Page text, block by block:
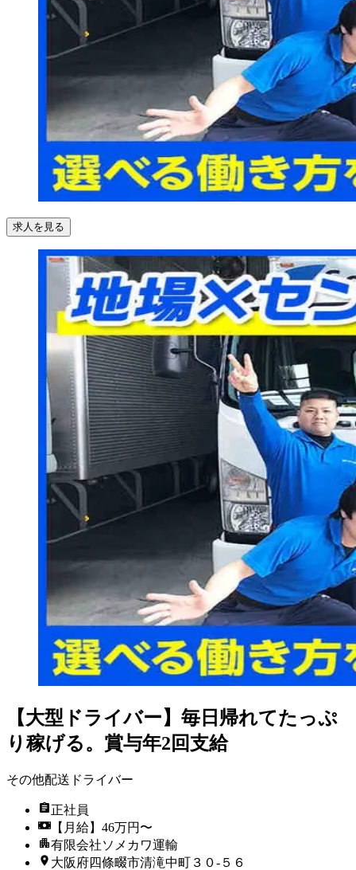
求人を見る
【大型ドライバー】毎日帰れてたっぷ
り稼げる。賞与年2回支給
その他配送ドライバー
正社員
【月給】46万円〜
有限会社ソメカワ運輸
大阪府四條畷市清滝中町３０‐５６